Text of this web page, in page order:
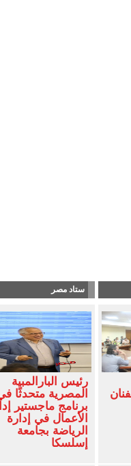
ستاد مصر
رئيس البارالمبية
المصرية متحدثًا
برنامج ماجستير
الأعمال في إدارة
الرياضة بجامعة
إسلسكا